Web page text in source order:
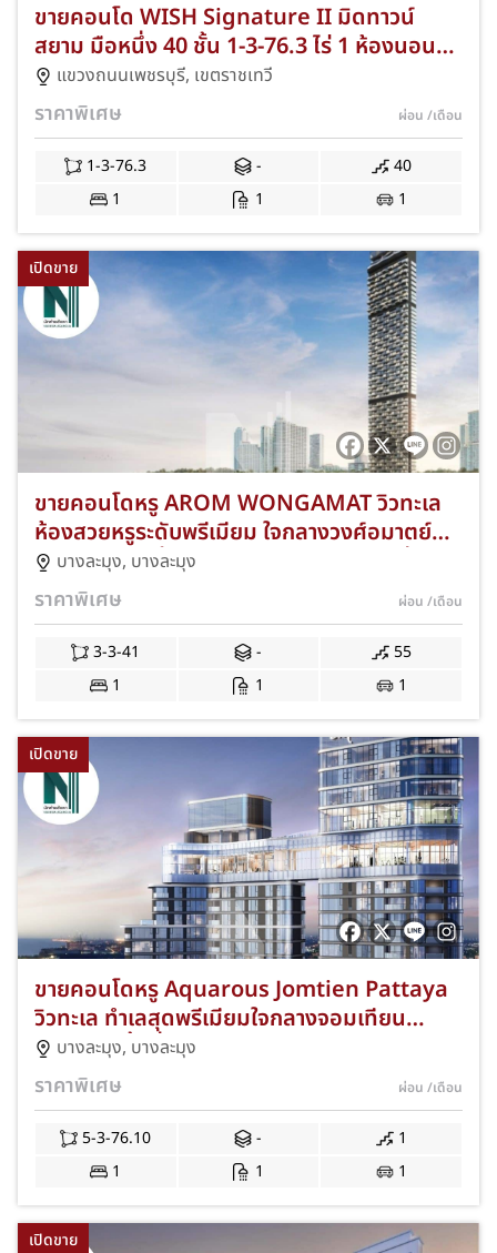
ขายคอนโด WISH Signature II มิดทาวน์
สยาม มือหนึ่ง 40 ชั้น 1-3-76.3 ไร่ 1 ห้องนอน
30-34.94 ตร.ม. 2 ห้องนอน 46.66-58.84
ตร.ม. พร้อม Rooftop recreation ใกล้สยาม
กรุงเทพฯ VB-NKAD-0003
แขวงถนนเพชรบุรี, เขตราชเทวี
ราคาพิเศษ ผ่อน /เดือน
1-3-76.3 -
40
1
1 1
เปิดขาย
ขายคอนโดหรู AROM WONGAMAT วิวทะเล
ห้องสวยหรูระดับพรีเมียม ใจกลางวงศ์อมาตย์
พัทยา สูง 55 ชั้น จำนวน 319 ยูนิต พร้อมสิ่ง
อำนวยความสะดวกครบครัน รองรับไลฟ์สไตล์
เหนือระดับ NKA-VP51-0012
บางละมุง, บางละมุง
ราคาพิเศษ ผ่อน /เดือน
3-3-41 -
55
1
1 1
เปิดขาย
ขายคอนโดหรู Aquarous Jomtien Pattaya
วิวทะเล ทำเลสุดพรีเมียมใจกลางจอมเทียน
พัทยา บนพื้นที่กว่า 5-3-76 ไร่ 2 อาคาร สูง 44
และ 47 ชั้น รวม 606 ยูนิต พร้อมห้องพักหลาย
ขนาด ตั้งแต่ 1–3 ห้องนอน และเพนท์เฮ้าส์สุดหรู
NKA-VP51-0011
บางละมุง, บางละมุง
ราคาพิเศษ ผ่อน /เดือน
5-3-76.10 -
1
1
1 1
เปิดขาย